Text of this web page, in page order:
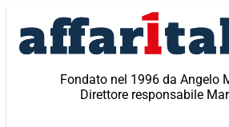
contenuto
Fondato nel 1996 da Angelo
Direttore responsabile